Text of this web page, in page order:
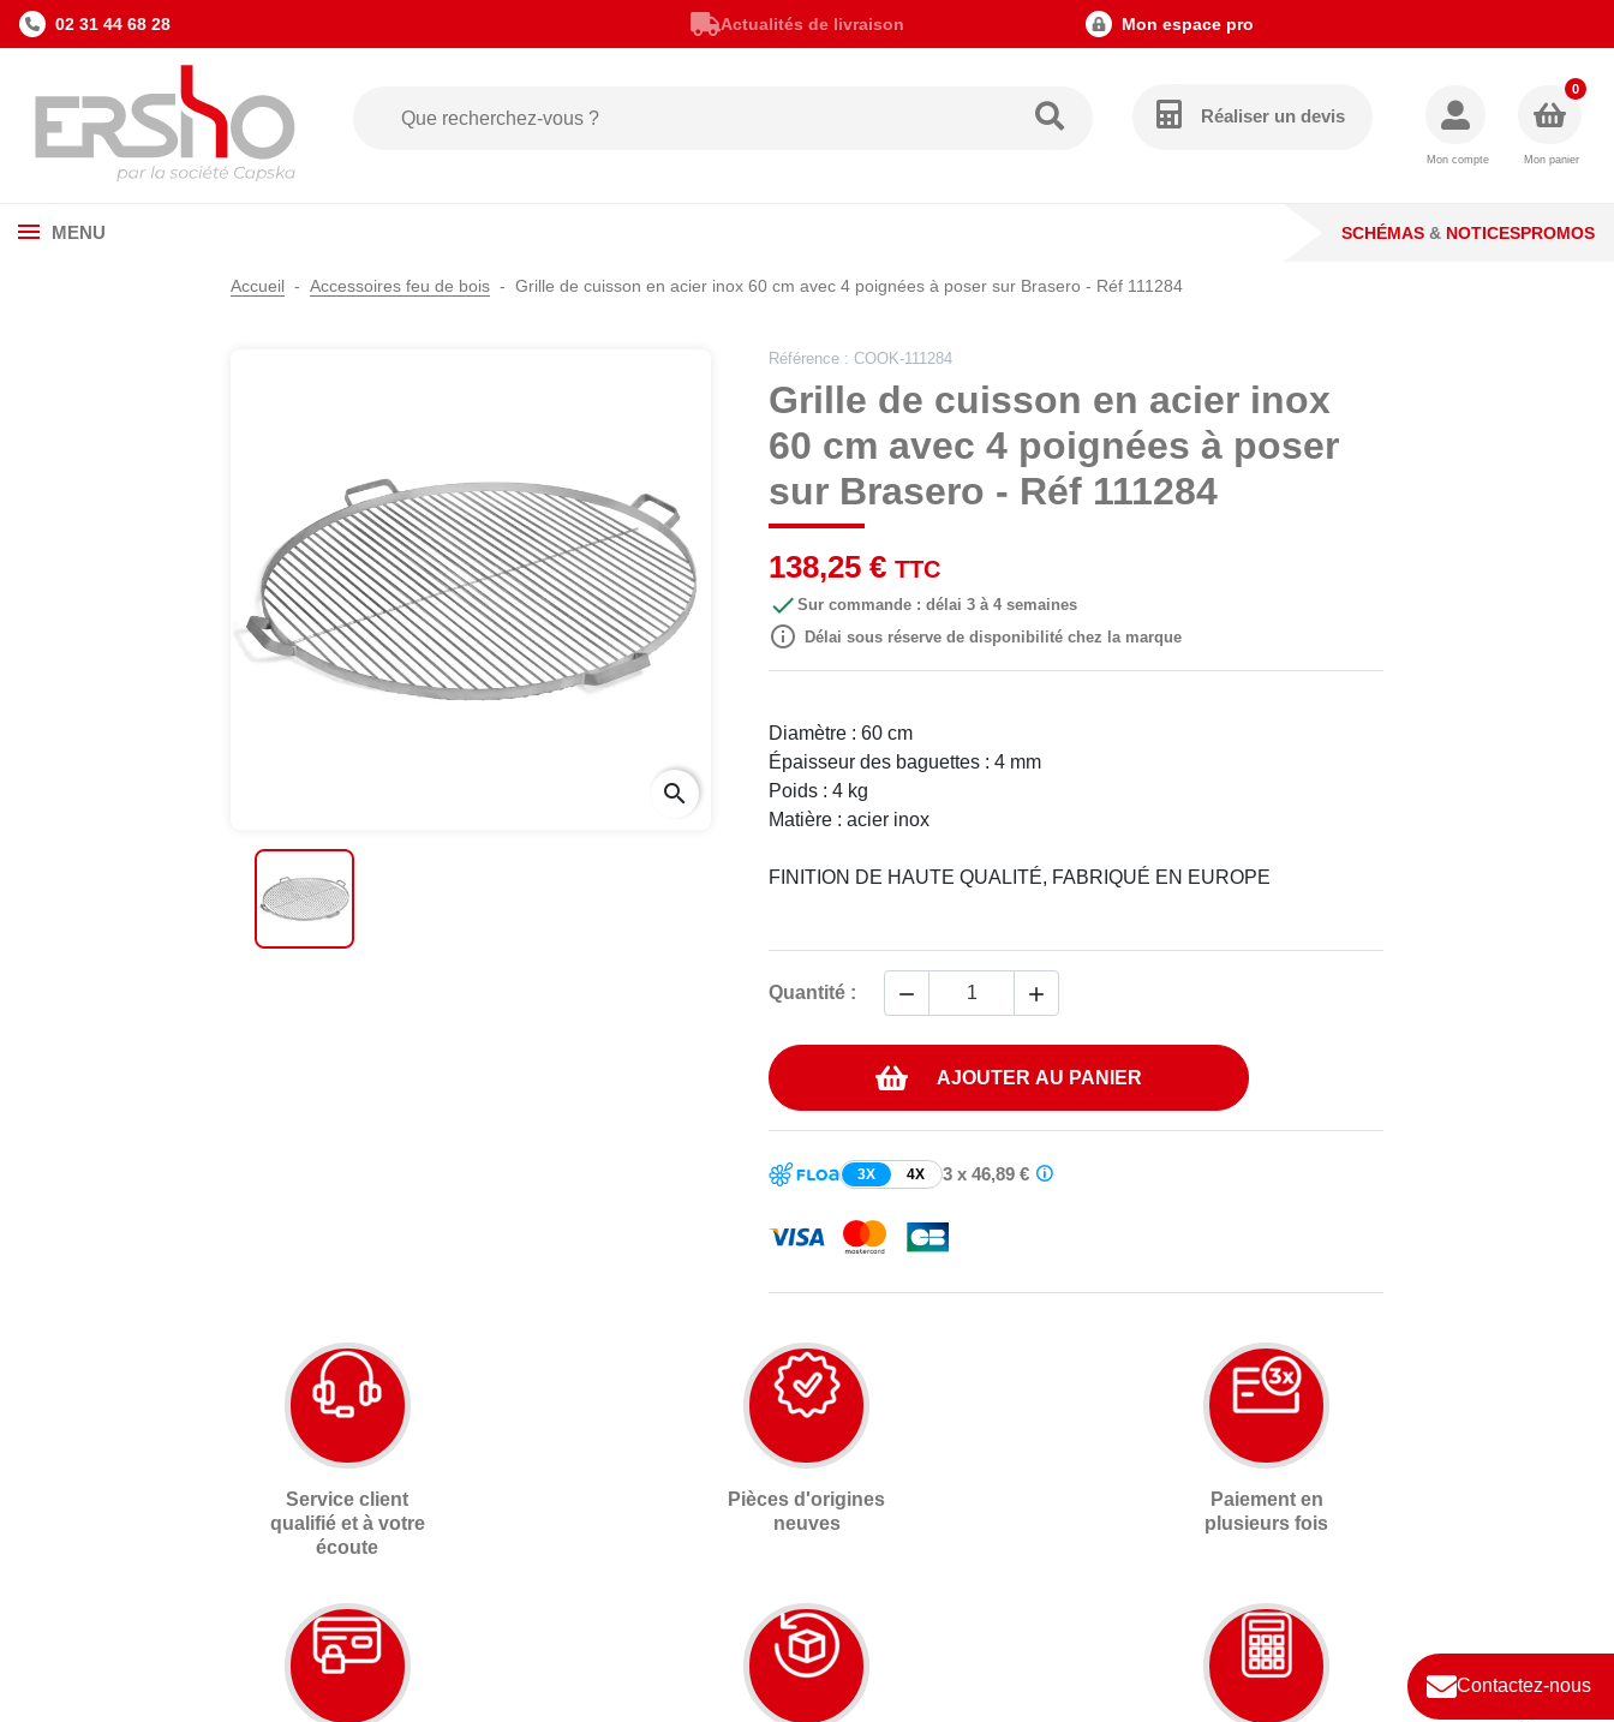
02 31 44 68 28 Actualités de livraison Mon espace pro
Réaliser un devis
Mon compte Mon panier
0
Contactez-nous
MENU SCHÉMAS & NOTICESPROMOS
Accueil Accessoires feu de bois Grille de cuisson en acier inox 60 cm avec 4 poignées à poser sur Brasero - Réf 111284
search
Référence : COOK-111284
Grille de cuisson en acier inox
60 cm avec 4 poignées à poser
sur Brasero - Réf 111284
138,25 € TTC
 Sur commande : délai 3 à 4 semaines
 Délai sous réserve de disponibilité chez la marque
Diamètre : 60 cm
Épaisseur des baguettes : 4 mm
Poids : 4 kg
Matière : acier inox
FINITION DE HAUTE QUALITÉ, FABRIQUÉ EN EUROPE
Quantité :  
AJOUTER AU PANIER
3X 4X 3 x 46,89 €
Service client
qualifié et à votre
écoute
Pièces d'origines
neuves
Paiement en
plusieurs fois